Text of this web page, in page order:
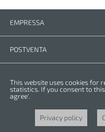
EMPRESSA
POSTVENTA
Condiciones de la garantia
Politica de privacidad
Cookies
Copyright © 2025 CROWN. Todos
marca registrada. | CROWN es parte
This website uses cookies for
statistics. If you consent to
agree'.
Privacy policy